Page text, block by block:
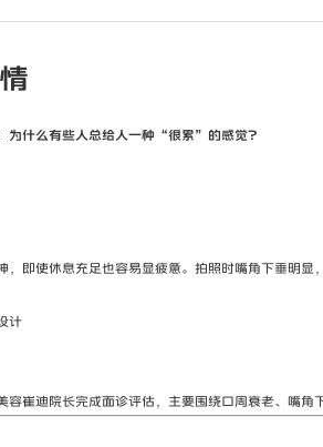
为什么有些人总给人一种“很累”的感觉？
，即使休息充足也容易显疲惫。拍照时嘴角下垂明显
计
容崔迪院长完成面诊评估，主要围绕口周衰老、嘴角